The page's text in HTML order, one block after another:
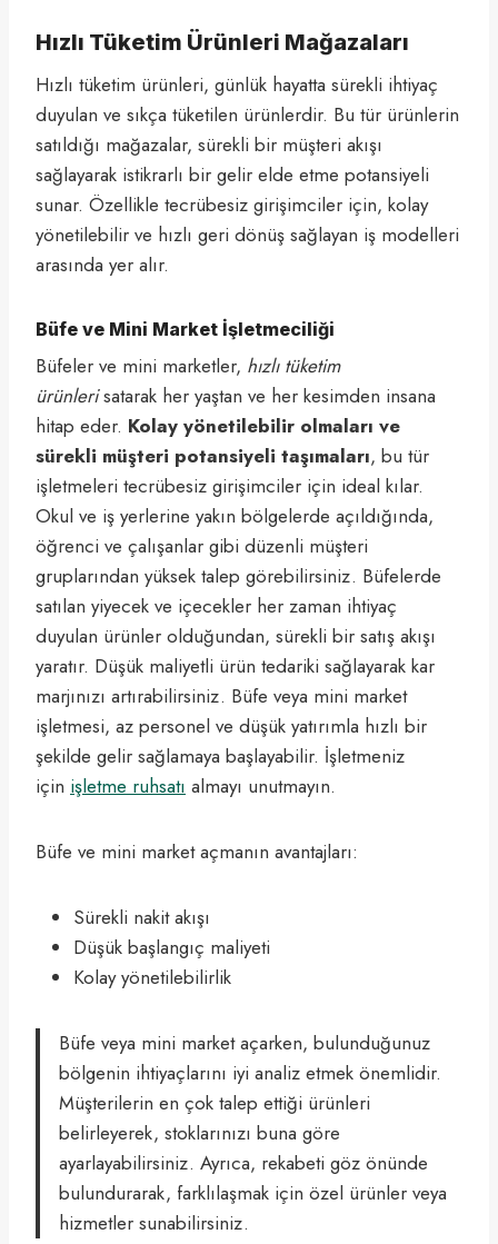
Hızlı Tüketim Ürünleri Mağazaları
Hızlı tüketim ürünleri, günlük hayatta sürekli ihtiyaç
duyulan ve sıkça tüketilen ürünlerdir. Bu tür ürünlerin
satıldığı mağazalar, sürekli bir müşteri akışı
sağlayarak istikrarlı bir gelir elde etme potansiyeli
sunar. Özellikle tecrübesiz girişimciler için, kolay
yönetilebilir ve hızlı geri dönüş sağlayan iş modelleri
arasında yer alır.
Büfe ve Mini Market İşletmeciliği
Büfeler ve mini marketler, hızlı tüketim
ürünlerisatarak her yaştan ve her kesimden insana
hitap eder. Kolay yönetilebilir olmaları ve
sürekli müşteri potansiyeli taşımaları, bu tür
işletmeleri tecrübesiz girişimciler için ideal kılar.
Okul ve iş yerlerine yakın bölgelerde açıldığında,
öğrenci ve çalışanlar gibi düzenli müşteri
gruplarından yüksek talep görebilirsiniz. Büfelerde
satılan yiyecek ve içecekler her zaman ihtiyaç
duyulan ürünler olduğundan, sürekli bir satış akışı
yaratır. Düşük maliyetli ürün tedariki sağlayarak kar
marjınızı artırabilirsiniz. Büfe veya mini market
işletmesi, az personel ve düşük yatırımla hızlı bir
şekilde gelir sağlamaya başlayabilir. İşletmeniz
için işletme ruhsatı almayı unutmayın.
Büfe ve mini market açmanın avantajları:
Sürekli nakit akışı
Düşük başlangıç maliyeti
Kolay yönetilebilirlik
Büfe veya mini market açarken, bulunduğunuz
bölgenin ihtiyaçlarını iyi analiz etmek önemlidir.
Müşterilerin en çok talep ettiği ürünleri
belirleyerek, stoklarınızı buna göre
ayarlayabilirsiniz. Ayrıca, rekabeti göz önünde
bulundurarak, farklılaşmak için özel ürünler veya
hizmetler sunabilirsiniz.